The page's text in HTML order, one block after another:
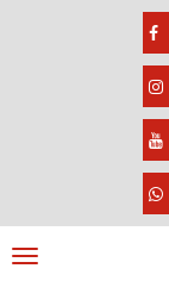
Navigation